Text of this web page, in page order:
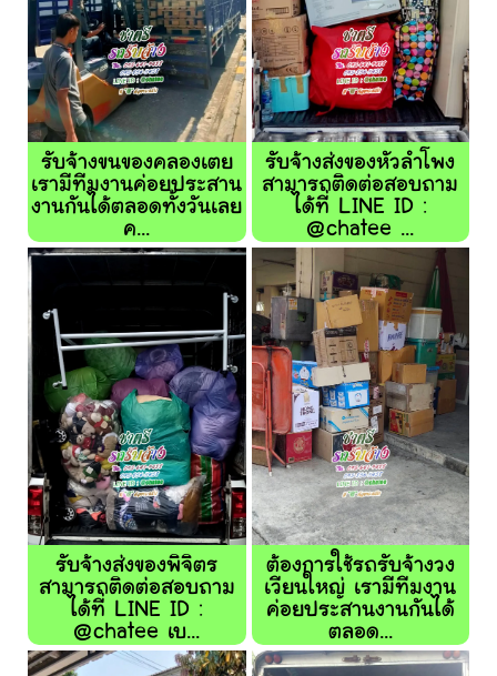
รับจ้างขนของคลองเตย
เรามีทีมงานค่อยประสาน
งานกันได้ตลอดทั้งวันเลย
ค...
รับจ้างส่งของหัวลำโพง
สามารถติดต่อสอบถาม
ได้ที่ LINE ID :
@chatee ...
รับจ้างส่งของพิจิตร
สามารถติดต่อสอบถาม
ได้ที่ LINE ID :
@chatee เบ...
ต้องการใช้รถรับจ้างวง
เวียนใหญ่ เรามีทีมงาน
ค่อยประสานงานกันได้
ตลอด...